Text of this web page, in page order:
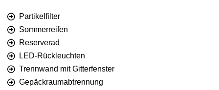
Partikelfilter
Sommerreifen
Reserverad
LED-Rückleuchten
Trennwand mit Gitterfenster
Gepäckraumabtrennung